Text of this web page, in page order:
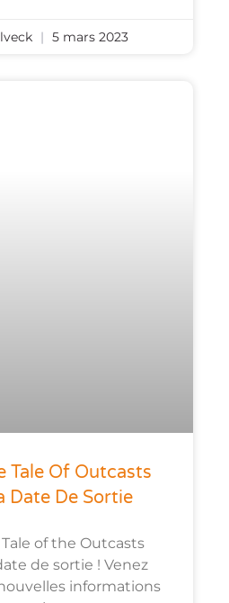
5 mars 2023
Tale Of Outcasts
Date De Sortie
Tale of the Outcasts
de sortie ! Venez
informations